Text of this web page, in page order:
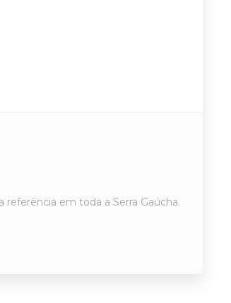
referência em toda a Serra Gaúcha.